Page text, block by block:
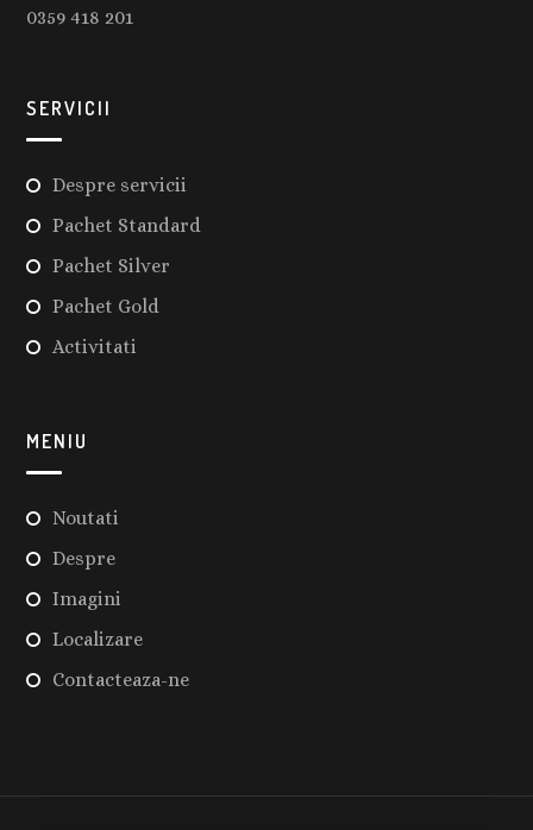
0359 418 201
SERVICII
Despre servicii
Pachet Standard
Pachet Silver
Pachet Gold
Activitati
MENIU
Noutati
Despre
Imagini
Localizare
Contacteaza-ne